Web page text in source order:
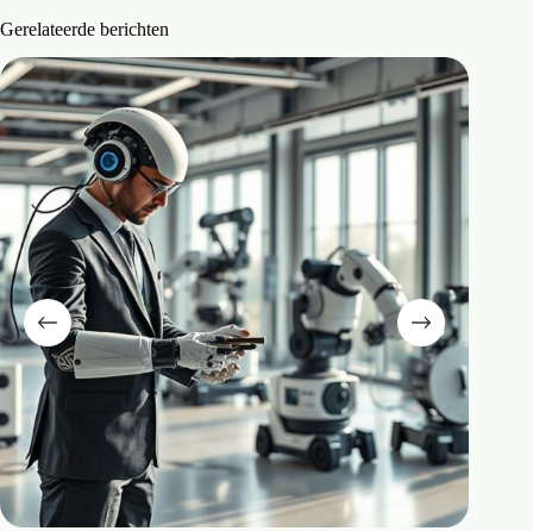
Gerelateerde berichten